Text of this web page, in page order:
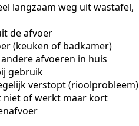
langzaam weg uit wastafel,
de afvoer
(keuken of badkamer)
afvoeren in huis
gebruik
verstopt (rioolprobleem)
niet of werkt maar kort